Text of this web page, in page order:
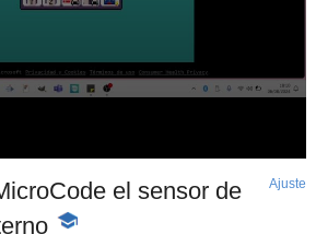
el sensor de
-
Ajuste